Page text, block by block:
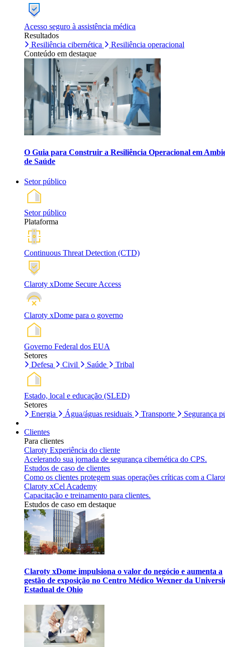
Acesso seguro à assistência médica
Resultados
Resiliência cibernética
Resiliência operacional
Conteúdo em destaque
O Guia para Construir a Resiliência Operacional em
de Saúde
Setor público
Setor público
Plataforma
Continuous Threat Detection (CTD)
Claroty xDome Secure Access
Claroty xDome para o governo
Governo Federal dos EUA
Setores
Defesa
Civil Saúde Tribal
Estado, local e educação (SLED)
Setores
Energia
Água/águas residuais Transporte Segurança
Clientes
Para clientes
Claroty Experiência do cliente
Acelerando sua jornada de segurança cibernética do CPS.
Estudos de caso de clientes
Como os clientes protegem suas operações críticas com a
Claroty xCel Academy
Capacitação e treinamento para clientes.
Estudos de caso em destaque
Claroty xDome impulsiona o valor do negócio e aumenta a
gestão de exposição no Centro Médico Wexner da
Estadual de Ohio